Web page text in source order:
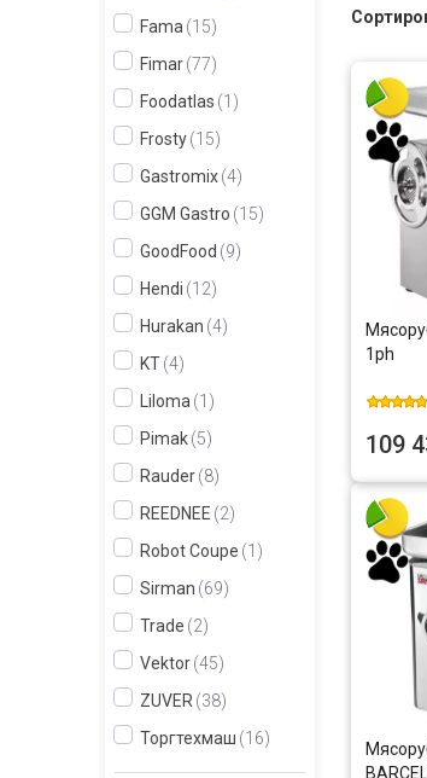
Fama 15
Fimar 77
Foodatlas 1
Frosty 15
Gastromix 4
GGM Gastro 15
GoodFood
9
Hendi 12
Hurakan 4
KT 4
Liloma 1
Pimak 5
Rauder 8
REEDNEE 2
Robot Coupe 1
Sirman 69
Trade 2
Vektor 45
ZUVER 38
Торгтехмаш 16
1ph
109